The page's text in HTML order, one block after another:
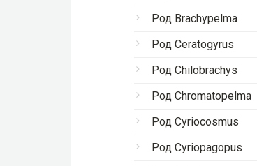
Род Brachypelma
Род Ceratogyrus
Род Chilobrachys
Род Chromatopelma
Род Cyriocosmus
Род Cyriopagopus